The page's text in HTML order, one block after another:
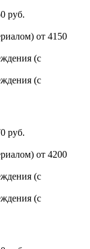
руб.
от 4150
(с
(с
руб.
от 4200
(с
(с